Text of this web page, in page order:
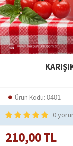
Ürün Kodu: 0401
0
210,00 TL